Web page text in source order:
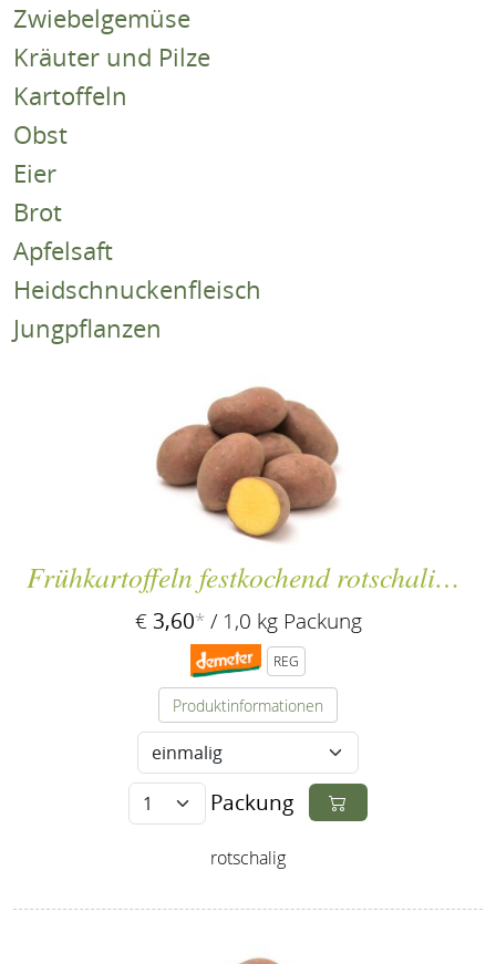
Zwiebelgemüse
Kräuter und Pilze
Kartoffeln
Obst
Eier
Brot
Apfelsaft
Heidschnuckenfleisch
Jungpflanzen
Frühkartoffeln festkochend rotschalig `Laura´
€ 3,60*/ 1,0 kg Packung
REG
Produktinformationen
Packung
rotschalig